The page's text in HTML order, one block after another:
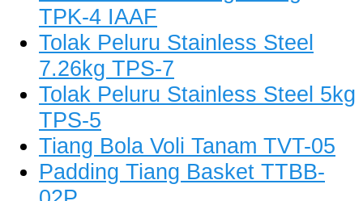
TPK-4 IAAF
Tolak Peluru Stainless Steel
7.26kg TPS-7
Tolak Peluru Stainless Steel 5kg
TPS-5
Tiang Bola Voli Tanam TVT-05
Padding Tiang Basket TTBB-